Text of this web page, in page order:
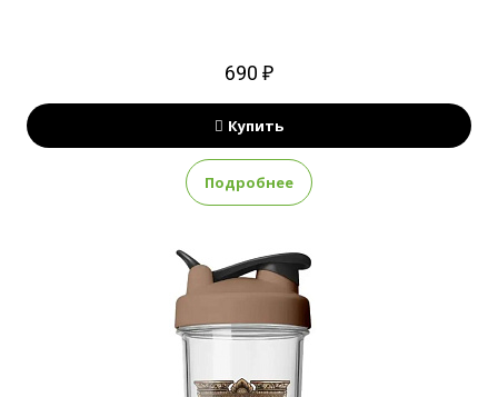
690 ₽
Купить
Подробнее